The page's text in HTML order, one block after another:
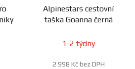
Alpinestars cestovní
taška Goanna černá
1-2 týdny
2 998 Kč bez DPH